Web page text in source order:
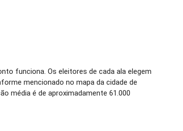
funciona. Os eleitores de cada ala elegem
mencionado no mapa da cidade de
média é de aproximadamente 61.000